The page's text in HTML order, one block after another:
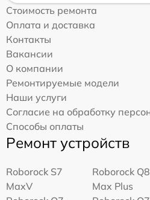
Стоимость ремонта
Оплата и доставка
Контакты
Вакансии
О компании
Ремонтируемые модели
Наши услуги
Согласие на обработку
Способы оплаты
Ремонт устройств
Roborock S7
MaxV
Roborock Q8
Max Plus